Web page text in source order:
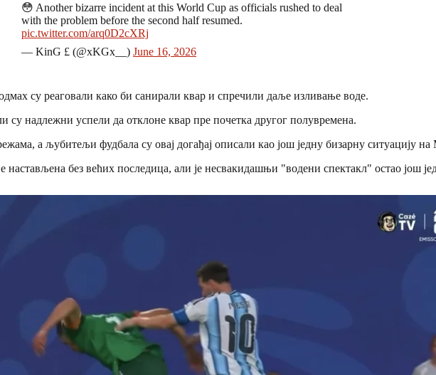
😳 Another bizarre incident at this World Cup as officials rushed to deal
with the problem before the second half resumed.
pic.twitter.com/arq0D2cXRj
— KinG £ (@xKGx__) June 16, 2026
су реаговали како би санирали квар и спречили даље изливање воде.
су надлежни успели да отклоне квар пре почетка другог полувремена.
а љубитељи фудбала су овај догађај описали као још једну бизарну ситуацију
настављена без већих последица, али је несвакидашњи "водени спектакл" остао још